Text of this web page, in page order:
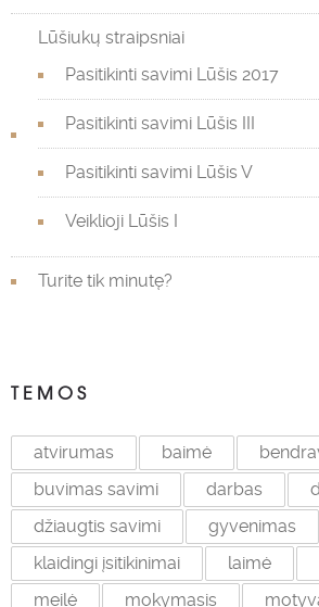
Lūšiukų straipsniai
Pasitikinti savimi Lūšis 2017
Pasitikinti savimi Lūšis III
Pasitikinti savimi Lūšis V
Veiklioji Lūšis I
Turite tik minutę?
TEMOS
atvirumas baimė
buvimas savimi
darbas
džiaugtis savimi
gyvenimas
klaidingi įsitikinimai
laimė
meilė
mokymasis